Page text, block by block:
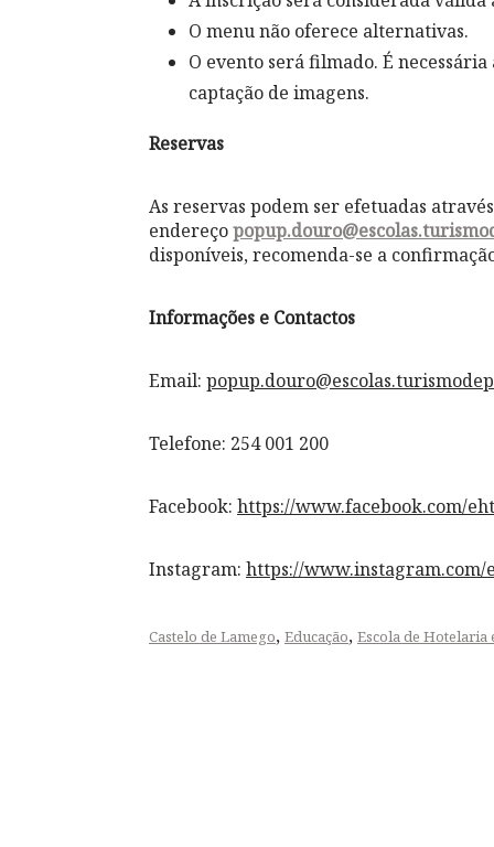
O menu não oferece alternativas.
O evento será filmado. É
captação de imagens.
Reservas
As reservas podem ser efetuadas
endereço
disponíveis, recomenda-se a
Informações e Contactos
Email:
Telefone: 254 001 200
Facebook: https://www.facebook.com/
Instagram: https://www.instagram.com/
Castelo de Lamego, Educação, Escola de